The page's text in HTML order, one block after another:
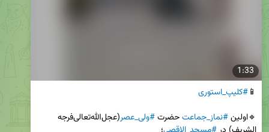
1:33
📱#کلیپ_استوری
🔹اولین #نماز_جماعت حضرت #ولی_عصر